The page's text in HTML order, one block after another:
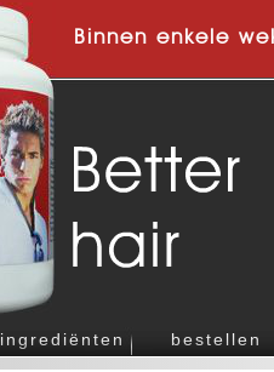
Binnen enkele
ingrediënten bestellen